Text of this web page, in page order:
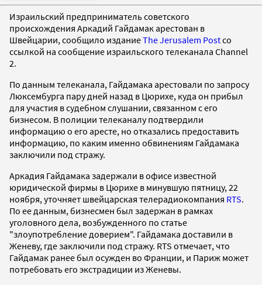
Израильский предприниматель советского
происхождения Аркадий Гайдамак арестован в
Швейцарии, сообщило изданиеThe Jerusalem Postсо
ссылкой на сообщение израильского телеканала Channel
2.
По данным телеканала, Гайдамака арестовали по запросу
Люксембурга пару дней назад в Цюрихе, куда он прибыл
для участия в судебном слушании, связанном с его
бизнесом. В полиции телеканалу подтвердили
информацию о его аресте, но отказались предоставить
информацию, по каким именно обвинениям Гайдамака
заключили под стражу.
Аркадия Гайдамака задержали в офисе известной
юридической фирмы в Цюрихе в минувшую пятницу, 22
ноября, уточняет швейцарская телерадиокомпания RTS.
По ее данным, бизнесмен был задержан в рамках
уголовного дела, возбужденного по статье
"злоупотребление доверием". Гайдамака доставили в
Женеву, где заключили под стражу. RTS отмечает, что
Гайдамак ранее был осужден во Франции, и Париж может
потребовать его экстрадиции из Женевы.